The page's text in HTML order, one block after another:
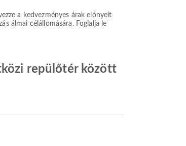
a kedvezményes árak előnyeit
álmai célállomására. Foglalja le
repülőtér között